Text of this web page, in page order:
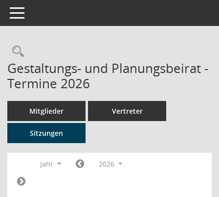
Toggle navigation
Rechercheauswahl
Gestaltungs- und Planungsbeirat -
Termine 2026
Mitglieder Vertreter
Sitzungen
Jahr 2026